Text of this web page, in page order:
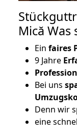
Mică
Ein faires
9 Jahre
Bei uns
Denn wir
eine